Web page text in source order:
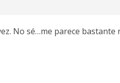
No sé…me parece bastante